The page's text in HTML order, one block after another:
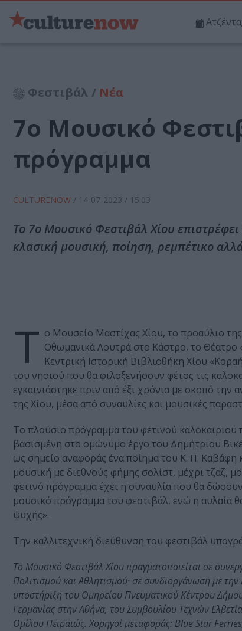
Ατζέντα
Φεστιβάλ / Νέα
7o Μουσικό
πρόγραμμα
CULTURENOW / 14-07-2023 / 15:03
Το 7o Μουσικό Φεστιβάλ Χίου
κλασική μουσική, ποίηση, ρεμπέτικο
Τ ο Μουσείο Μαστίχας Χίου, το προαύλιο
Οθωμανικά Λουτρά στο Κάστρο, το
Κεντρική Ιστορική Βιβλιοθήκη Χίου
του νησιού που θα φιλοξενήσουν φέτος τις
εγκαινιάστηκε πριν από έξι χρόνια με σκοπό την
της Χίου, μέσα από συναυλίες και μουσικές
Το πλούσιο πρόγραμμα του φετινού
βασισμένη στο ομώνυμο έργο του Δημήτριου
ως σημείο αναφοράς ένα ποίημα του Κ. Π. Καβάφη
μουσική με διεθνούς φήμης σολίστ, μέχρι τζαζ,
φετινό πρόγραμμα έχει η συναυλία που θα
μουσικό πρόγραμμα του φεστιβάλ, ενώ η αυλαία
ψυχής».
Την καλλιτεχνική διεύθυνση του φεστιβάλ
Το Μουσικό Φεστιβάλ Χίου πραγματοποιείται σε
Πολιτισμού και Αθλητισμού· σε συνδιοργάνωση με
υποστήριξη του Ομηρείου Πνευματικού Κέντρου
Γερμανίας στην Αθήνα, του Συμβουλίου Τεχνών
Ομίλου Πειραιώς. Χορηγοί μεταφοράς: Blue Star